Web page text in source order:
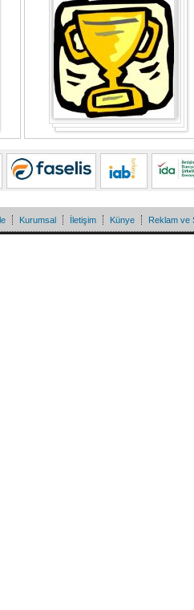
Kurumsal İletişim Künye Reklam ve